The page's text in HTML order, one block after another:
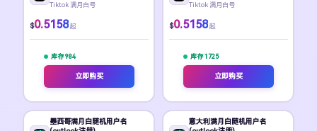
Tiktok 满月白号
$0.5158 起
库存 984
立即购买
Tiktok 满月白号
$0.5158 起
库存 1725
立即购买
墨西哥满月白随机用户名
意大利满月白随机用户名